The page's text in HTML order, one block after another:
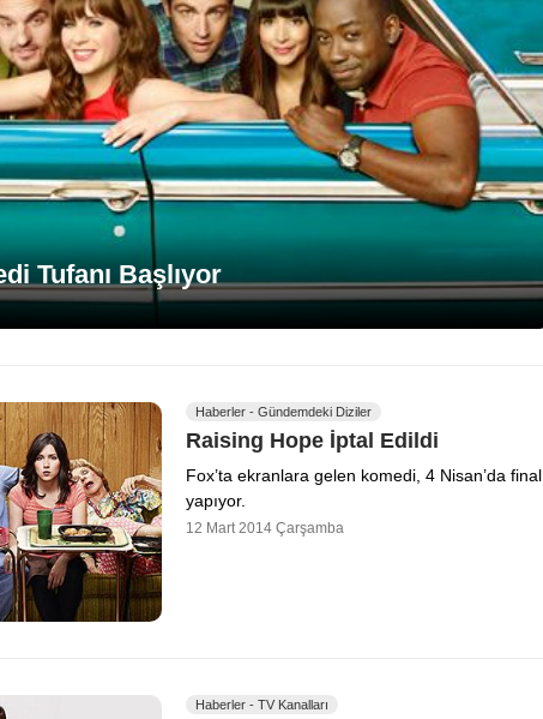
Tufanı Başlıyor
Haberler - Gündemdeki Diziler
Raising Hope İptal Edildi
Fox’ta ekranlara gelen komedi, 4 Nisan’da final
yapıyor.
12 Mart 2014 Çarşamba
Haberler - TV Kanalları